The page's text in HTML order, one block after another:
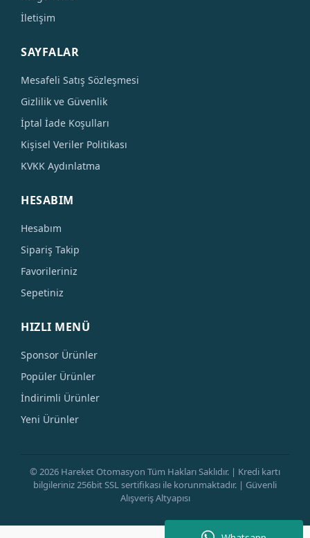
İletişim
SAYFALAR
Mesafeli Satış Sözleşmesi
Gizlilik ve Güvenlik
İptal İade Koşulları
Kişisel Veriler Politikası
KVKK Aydınlatma
HESABIM
Hesabım
Sipariş Takip
Favorileriniz
Sepetiniz
HIZLI MENÜ
Sponsor Ürünler
Popüler Ürünler
İndirimli Ürünler
Yeni Ürünler
© 2026 Hareket Otomasyon Tüm Hakları Saklıdır. | Kredi kartı
bilgileriniz 256bit SSL sertifikası ile korunmaktadır. | Güvenli
Alışveriş Altyapısı